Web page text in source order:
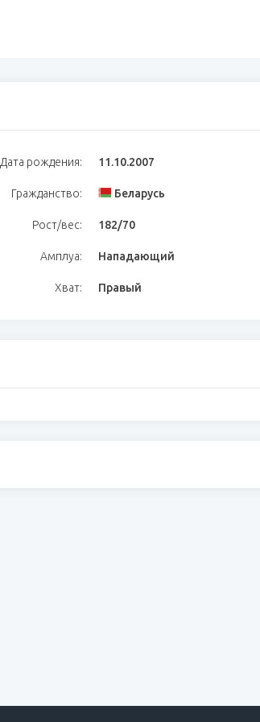
Дата рождения: 11.10.2007
Гражданство: Беларусь
Рост/вес: 182/70
Амплуа: Нападающий
Хват: Правый